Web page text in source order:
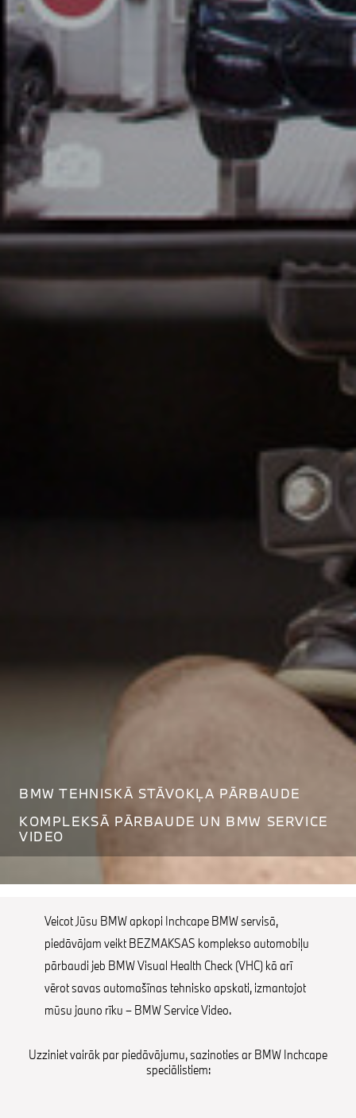
BMW TEHNISKĀ STĀVOKĻA PĀRBAUDE
KOMPLEKSĀ PĀRBAUDE UN BMW SERVICE
VIDEO
Veicot Jūsu BMW apkopi Inchcape BMW servisā,
piedāvājam veikt BEZMAKSAS komplekso automobiļu
pārbaudi jeb BMW Visual Health Check (VHC) kā arī
vērot savas automašīnas tehnisko apskati, izmantojot
mūsu jauno rīku – BMW Service Video.
Uzziniet vairāk par piedāvājumu, sazinoties ar BMW Inchcape
speciālistiem: